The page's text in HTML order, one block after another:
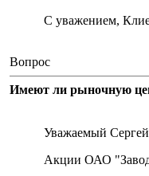
С уважением,
Вопрос
Имеют ли рыночную
Уважаемый
Акции ОАО "Завод